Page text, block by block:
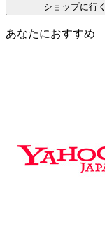
ショップに行く
あなたにおすすめ